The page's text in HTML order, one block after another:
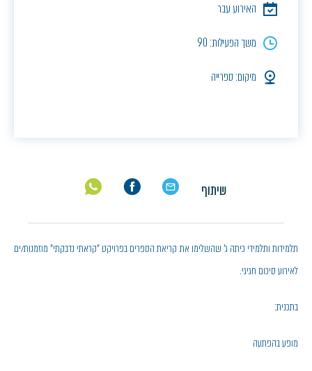
האירוע עבר
משך הפעילות: 90
מיקום: ספרייה
שיתוף
תלמידות ותלמידי כיתה ג' שהשלימו את קריאת הספרים בפרויקט "קראתי נדבקתי" מוזמנות/ים
לאירוע סיכום חגיגי.
בתכנית:
מופע בהפתעה